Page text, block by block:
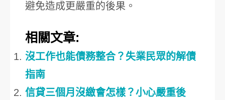
避免造成更嚴重的後果。
相關文章:
沒工作也能債務整合？失業民眾的解債
指南
信貸三個月沒繳會怎樣？小心嚴重後